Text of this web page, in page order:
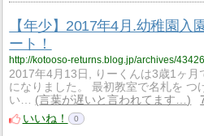
【年少】2017年4月.幼稚園入
ート！
http://kotooso-returns.blog.jp/archives/
2017年4月13日, りーくんは3歳1ヶ月
になりました。 最初教室で名札を つ
い…
言葉が遅いと言われてます…
いいね！
0